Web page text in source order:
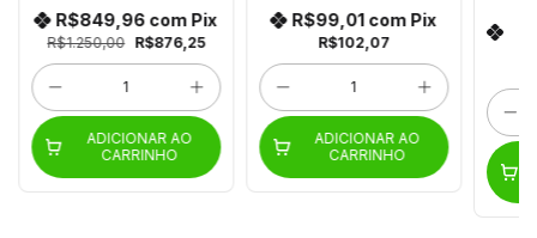
R$1.250,00 R$876,25
R$849,96 com Pix
ADICIONAR AO
CARRINHO
R$102,07
R$99,01 com Pix
ADICIONAR AO
CARRINHO